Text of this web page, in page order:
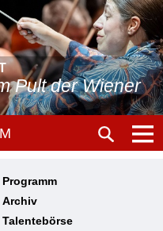
Pult der Wiener
Programm
Archiv
Talentebörse